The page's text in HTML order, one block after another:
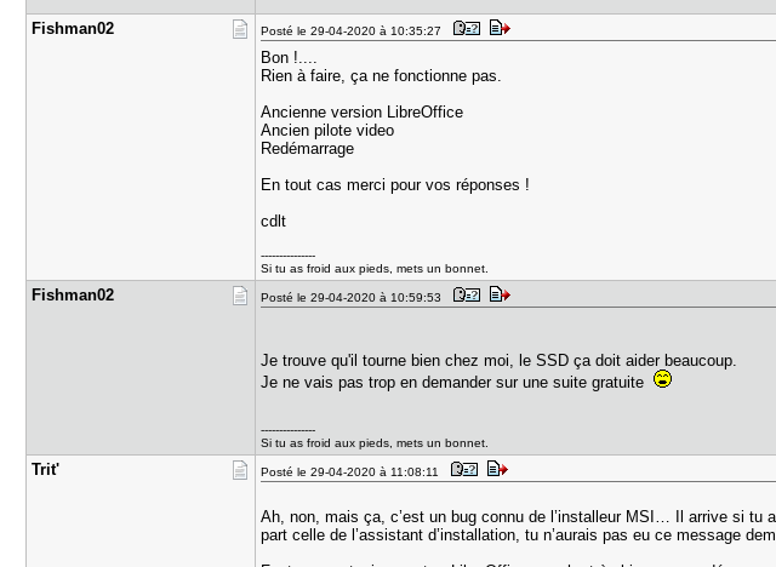
Fishman02 Posté le 29-04-2020 à 10:35:27
Bon !....
Rien à faire, ça ne fonctionne pas.
Ancienne version LibreOffice
Ancien pilote video
Redémarrage
En tout cas merci pour vos réponses !
cdlt
---------------
Si tu as froid aux pieds, mets un bonnet.
Fishman02 Posté le 29-04-2020 à 10:59:53
Je trouve qu'il tourne bien chez moi, le SSD ça doit aider beaucoup.
Je ne vais pas trop en demander sur une suite gratuite
---------------
Si tu as froid aux pieds, mets un bonnet.
Trit' Posté le 29-04-2020 à 11:08:11
Ah, non, mais ça, c’est un bug connu de l’installeur MSI… Il arrive si tu
part celle de l’assistant d’installation, tu n’aurais pas eu ce message